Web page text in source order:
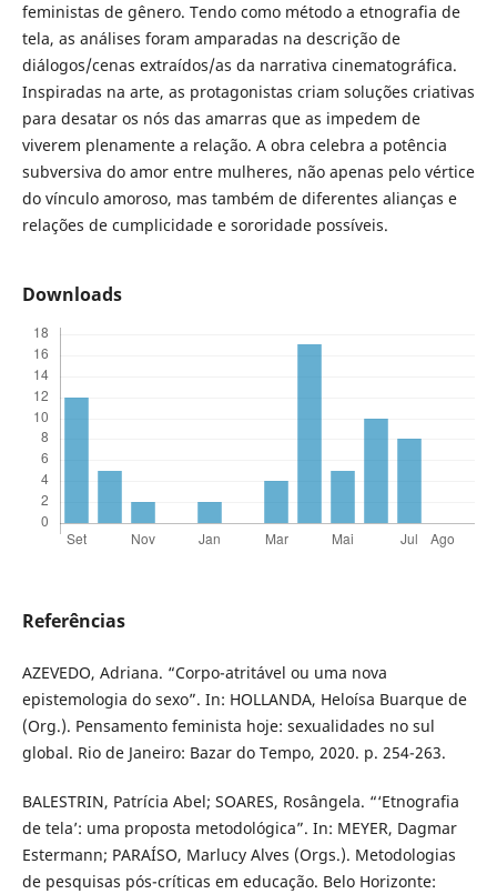
feministas de gênero. Tendo como método a etnografia de
tela, as análises foram amparadas na descrição de
diálogos/cenas extraídos/as da narrativa cinematográfica.
Inspiradas na arte, as protagonistas criam soluções criativas
para desatar os nós das amarras que as impedem de
viverem plenamente a relação. A obra celebra a potência
subversiva do amor entre mulheres, não apenas pelo vértice
do vínculo amoroso, mas também de diferentes alianças e
relações de cumplicidade e sororidade possíveis.
Downloads
Referências
AZEVEDO, Adriana. “Corpo-atritável ou uma nova
epistemologia do sexo”. In: HOLLANDA, Heloísa Buarque de
(Org.). Pensamento feminista hoje: sexualidades no sul
global. Rio de Janeiro: Bazar do Tempo, 2020. p. 254-263.
BALESTRIN, Patrícia Abel; SOARES, Rosângela. “‘Etnografia
de tela’: uma proposta metodológica”. In: MEYER, Dagmar
Estermann; PARAÍSO, Marlucy Alves (Orgs.). Metodologias
de pesquisas pós-críticas em educação. Belo Horizonte: